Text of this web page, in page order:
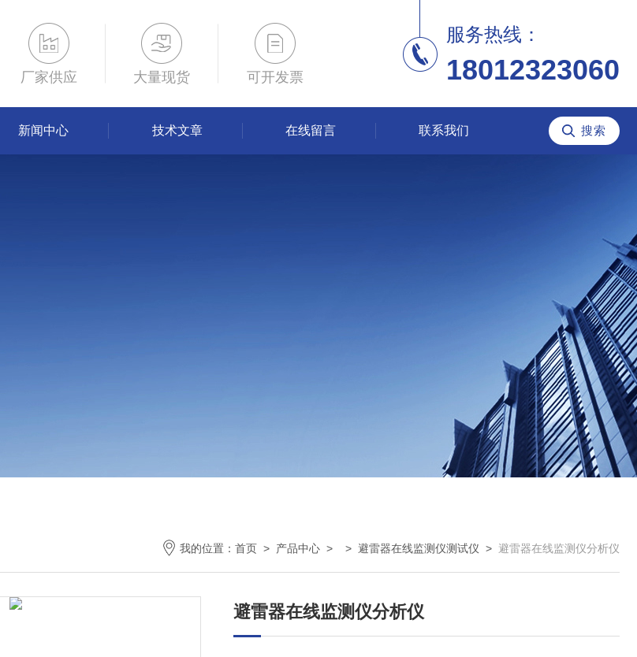
厂家供应 大量现货 可开发票
服务热线：
18012323060
新闻中心 技术文章 在线留言 联系我们
我的位置： 首页 > 产品中心 > > 避雷器在线监测仪测试仪 > 避雷器在线监测仪分析仪
避雷器在线监测仪分析仪